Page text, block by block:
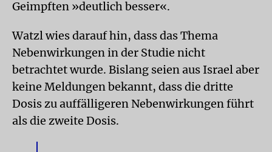
Geimpften »deutlich besser«.
Watzl wies darauf hin, dass das Thema
Nebenwirkungen in der Studie nicht
betrachtet wurde. Bislang seien aus Israel aber
keine Meldungen bekannt, dass die dritte
Dosis zu auffälligeren Nebenwirkungen führt
als die zweite Dosis.